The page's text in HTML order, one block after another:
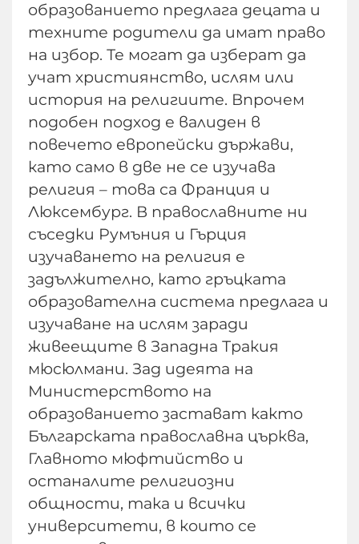
образованието предлага децата и
техните родители да имат право
на избор. Те могат да изберат да
учат християнство, ислям или
история на религиите. Впрочем
подобен подход е валиден в
повечето европейски държави,
като само в две не се изучава
религия – това са Франция и
Люксембург. В православните ни
съседки Румъния и Гърция
изучаването на религия е
задължително, като гръцката
образователна система предлага и
изучаване на ислям заради
живеещите в Западна Тракия
мюсюлмани. Зад идеята на
Министерството на
образованието застават както
Българската православна църква,
Главното мюфтийство и
останалите религиозни
общности, така и всички
университети, в които се